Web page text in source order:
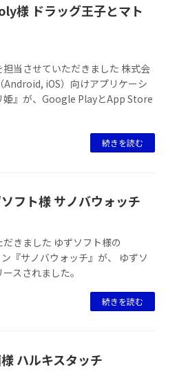
様 ドラッグ王子とマト
当させていただきました 株式会
iOS）向けアプリケーシ
姫』が、Google PlayとApp Store
続きを読む
フト様 サノバウォッチ
きました ゆずソフト様の
『サノバウォッチ』が、 ゆずソ
スされました。
続きを読む
ハルキスタッチ